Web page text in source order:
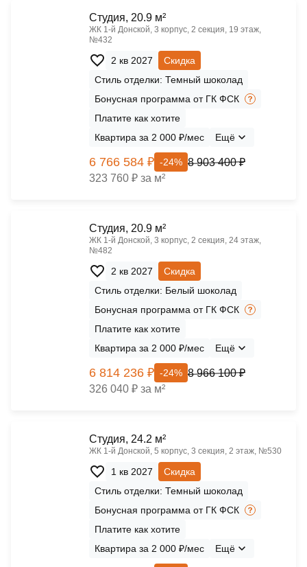
Cтудия, 20.9 м²
ЖК 1‑й Донской, 3 корпус, 2 секция, 19 этаж,
№432
2 кв 2027
Скидка
Стиль отделки: Темный шоколад
Бонусная программа от ГК ФСК
Платите как хотите
Квартира за 2 000 ₽/мес
Ещё
6 766 584 ₽ -24% 8 903 400 ₽
323 760 ₽ за м²
Cтудия, 20.9 м²
ЖК 1‑й Донской, 3 корпус, 2 секция, 24 этаж,
№482
2 кв 2027
Скидка
Стиль отделки: Белый шоколад
Бонусная программа от ГК ФСК
Платите как хотите
Квартира за 2 000 ₽/мес
Ещё
6 814 236 ₽ -24% 8 966 100 ₽
326 040 ₽ за м²
Cтудия, 24.2 м²
ЖК 1‑й Донской, 5 корпус, 3 секция, 2 этаж, №530
1 кв 2027
Скидка
Стиль отделки: Темный шоколад
Бонусная программа от ГК ФСК
Платите как хотите
Квартира за 2 000 ₽/мес
Ещё